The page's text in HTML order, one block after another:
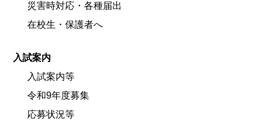
災害時対応・各種届出
在校生・保護者へ
入試案内
入試案内等
令和9年度募集
応募状況等